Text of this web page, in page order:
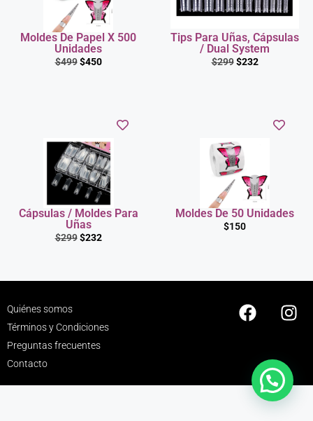
Moldes De Papel X 500
Unidades
$499 $450
Tips Para Uñas, Cápsulas
/ Dual System
$299 $232
Cápsulas / Moldes Para
Uñas
$299 $232
Moldes De 50 Unidades
$150
Quiénes somos
Términos y Condiciones
Preguntas frecuentes
Contacto